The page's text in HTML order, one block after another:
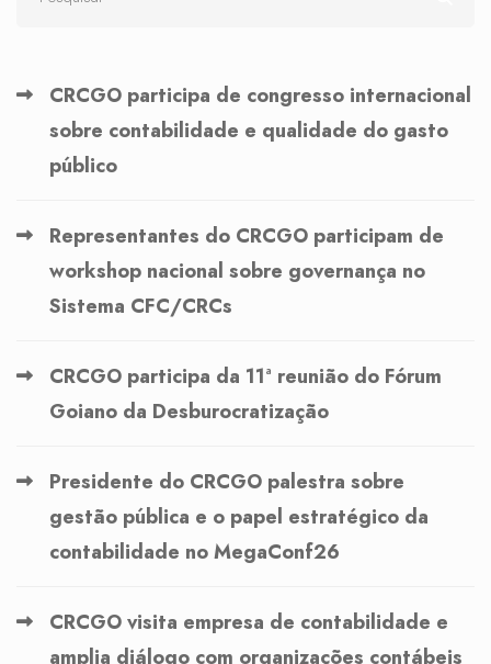
CRCGO participa de congresso internacional
sobre contabilidade e qualidade do gasto
público
Representantes do CRCGO participam de
workshop nacional sobre governança no
Sistema CFC/CRCs
CRCGO participa da 11ª reunião do Fórum
Goiano da Desburocratização
Presidente do CRCGO palestra sobre
gestão pública e o papel estratégico da
contabilidade no MegaConf26
CRCGO visita empresa de contabilidade e
amplia diálogo com organizações contábeis